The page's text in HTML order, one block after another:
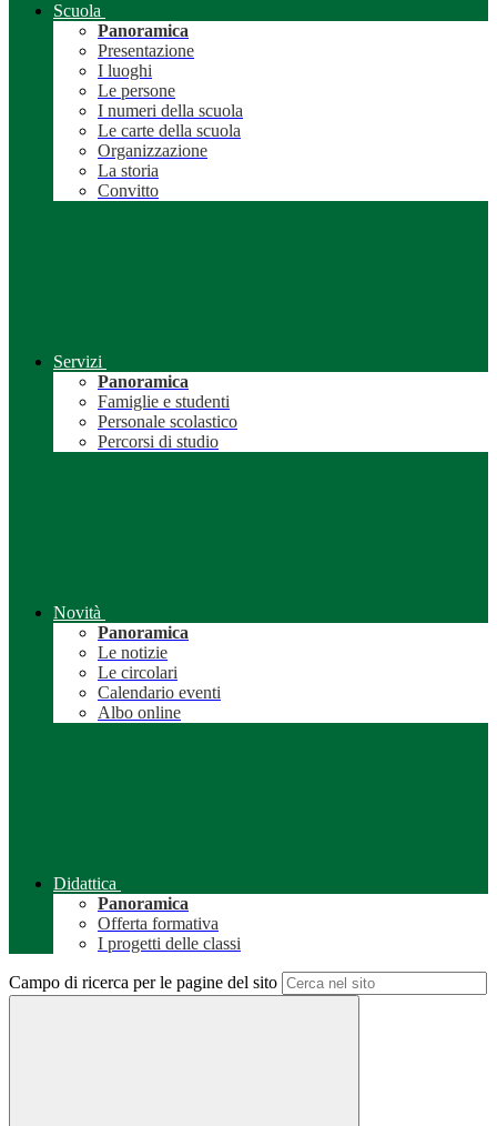
Scuola
Panoramica
Presentazione
I luoghi
Le persone
I numeri della scuola
Le carte della scuola
Organizzazione
La storia
Convitto
Servizi
Panoramica
Famiglie e studenti
Personale scolastico
Percorsi di studio
Novità
Panoramica
Le notizie
Le circolari
Calendario eventi
Albo online
Didattica
Panoramica
Offerta formativa
I progetti delle classi
Campo di ricerca per le pagine del sito